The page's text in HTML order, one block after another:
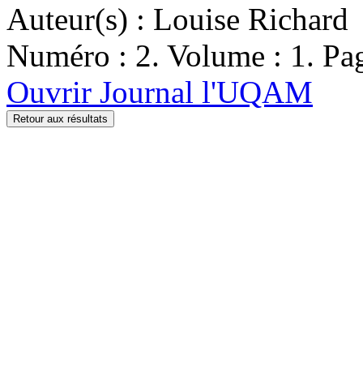
Auteur(s) : Louise Richard
Numéro : 2. Volume : 1.
Ouvrir Journal l'UQAM
Retour aux résultats